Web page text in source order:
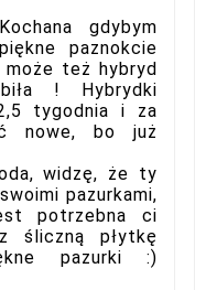
gdybym
paznokcie
też hybryd
! Hybrydki
tygodnia i za
nowe, bo już
widzę, że ty
pazurkami,
potrzebna ci
śliczną płytkę
pazurki :)